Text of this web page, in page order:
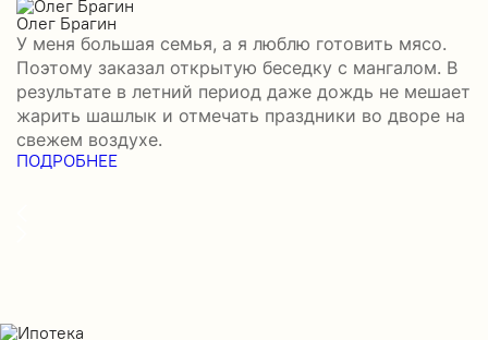
Олег Брагин
У меня большая семья, а я люблю готовить мясо.
Поэтому заказал открытую беседку с мангалом. В
результате в летний период даже дождь не мешает
жарить шашлык и отмечать праздники во дворе на
свежем воздухе.
ПОДРОБНЕЕ